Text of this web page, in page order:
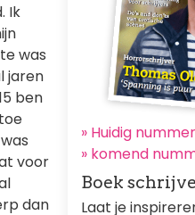
Ik
was
jaren
ben
voor
dan
» Huidig nummer
» komend
Boek
Laat je